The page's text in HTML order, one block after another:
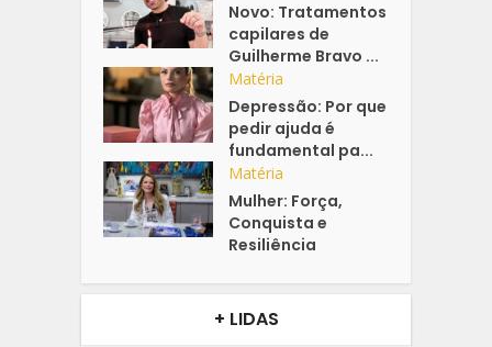
Novo: Tratamentos
capilares de
Guilherme Bravo ...
Matéria
Depressão: Por que
pedir ajuda é
fundamental pa...
Matéria
Mulher: Força,
Conquista e
Resiliência
+ LIDAS